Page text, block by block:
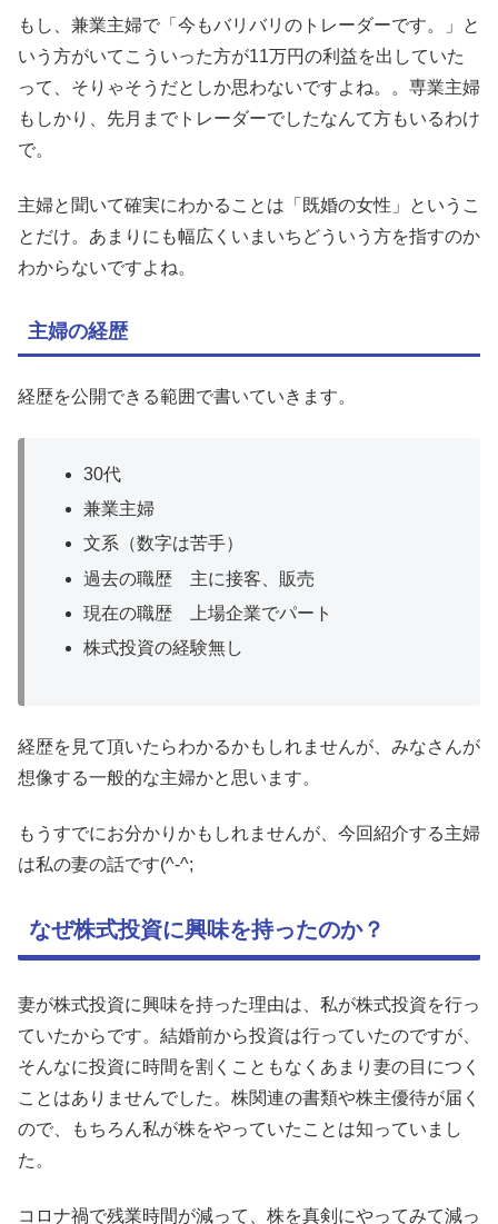
もし、兼業主婦で「今もバリバリのトレーダーです。」と
いう方がいてこういった方が11万円の利益を出していた
って、そりゃそうだとしか思わないですよね。。専業主婦
もしかり、先月までトレーダーでしたなんて方もいるわけ
で。
主婦と聞いて確実にわかることは「既婚の女性」というこ
とだけ。あまりにも幅広くいまいちどういう方を指すのか
わからないですよね。
主婦の経歴
経歴を公開できる範囲で書いていきます。
30代
兼業主婦
文系（数字は苦手）
過去の職歴 主に接客、販売
現在の職歴 上場企業でパート
株式投資の経験無し
経歴を見て頂いたらわかるかもしれませんが、みなさんが
想像する一般的な主婦かと思います。
もうすでにお分かりかもしれませんが、今回紹介する主婦
は私の妻の話です(^-^;
なぜ株式投資に興味を持ったのか？
妻が株式投資に興味を持った理由は、私が株式投資を行っ
ていたからです。結婚前から投資は行っていたのですが、
そんなに投資に時間を割くこともなくあまり妻の目につく
ことはありませんでした。株関連の書類や株主優待が届く
ので、もちろん私が株をやっていたことは知っていまし
た。
コロナ禍で残業時間が減って、株を真剣にやってみて減っ